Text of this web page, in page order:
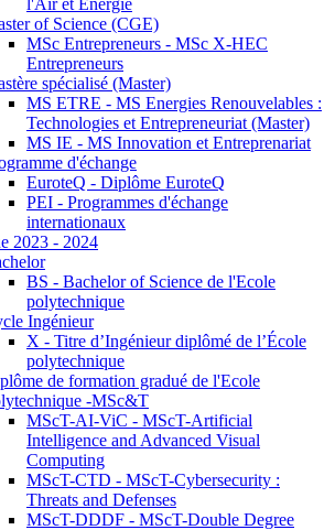
l'Air et Energie
of Science (CGE)
MSc Entrepreneurs - MSc X-HEC
Entrepreneurs
spécialisé (Master)
MS ETRE - MS Energies Renouvelables :
Technologies et Entrepreneuriat (Master)
MS IE - MS Innovation et Entreprenariat
d'échange
EuroteQ - Diplôme EuroteQ
PEI - Programmes d'échange
internationaux
2023 - 2024
BS - Bachelor of Science de l'Ecole
polytechnique
Ingénieur
X - Titre d’Ingénieur diplômé de l’École
polytechnique
de formation gradué de l'Ecole
-MSc&T
MScT-AI-ViC - MScT-Artificial
Intelligence and Advanced Visual
Computing
MScT-CTD - MScT-Cybersecurity :
Threats and Defenses
MScT-DDDF - MScT-Double Degree